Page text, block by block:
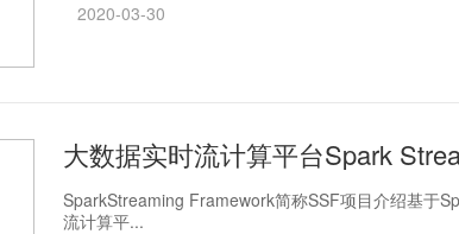
2020-03-30
大数据实时流计算平台Spark
SparkStreaming Framework简称SSF项目介绍基于
流计算平...